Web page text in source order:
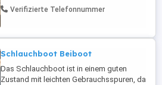
Verifizierte Telefonnummer
Schlauchboot Beiboot
Das Schlauchboot ist in einem guten
Zustand mit leichten Gebrauchsspuren, da